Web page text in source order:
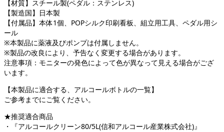
【材質】スチール製(ペダル：ステンレス)
【製造国】日本製
【付属品】本体1個、POPシルク印刷看板、組立用工具、ペダル用シ
ール
※本製品に薬液及びポンプは付属しません。
※製品の改良により、予告なく変更する場合があります。
注意事項：モニターの発色によって色が異なって見える場合がござ
います。
【本製品に適合する、アルコールボトルの一覧】
ご参考までにご覧ください。
★推奨適合商品
・『アルコールクリーン80/5L(信和アルコール産業株式会社)』